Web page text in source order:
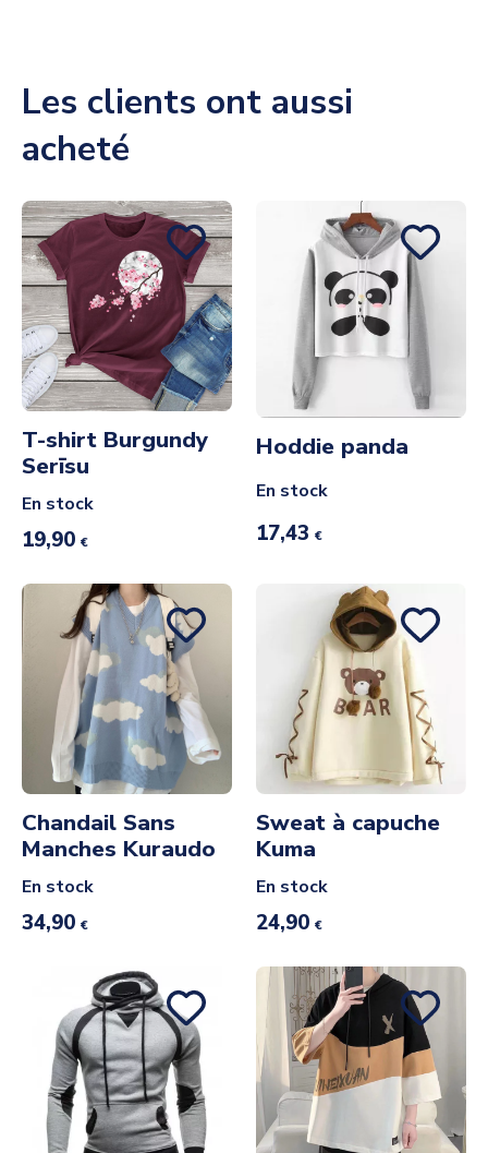
Les clients ont aussi
acheté
T-shirt Burgundy
Serīsu
En stock
19,90 €
Hoddie panda
En stock
17,43 €
Chandail Sans
Manches Kuraudo
En stock
34,90 €
Sweat à capuche
Kuma
En stock
24,90 €